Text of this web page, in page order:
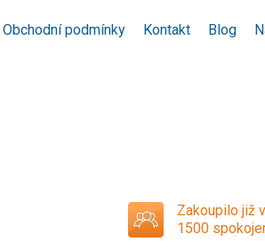
Obchodní podmínky Kontakt Blog
Zakoupilo již
1500